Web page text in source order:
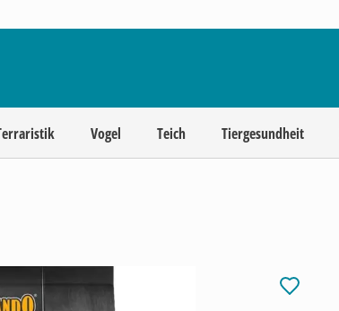
Vogel Teich Tiergesundheit